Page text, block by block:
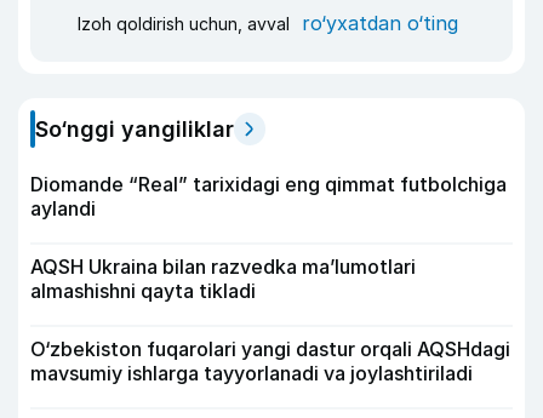
Izoh qoldirish uchun, avval ro‘yxatdan o‘ting
So‘nggi yangiliklar
Diomande “Real” tarixidagi eng qimmat futbolchiga
aylandi
AQSH Ukraina bilan razvedka ma’lumotlari
almashishni qayta tikladi
O‘zbekiston fuqarolari yangi dastur orqali AQSHdagi
mavsumiy ishlarga tayyorlanadi va joylashtiriladi